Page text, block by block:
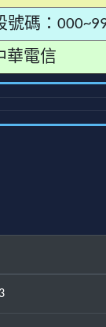
號碼：
華電信